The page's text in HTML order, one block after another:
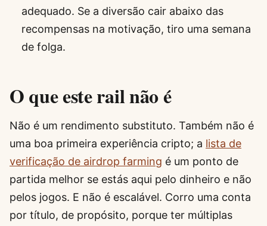
adequado. Se a diversão cair abaixo das
recompensas na motivação, tiro uma semana
de folga.
O que este rail não é
Não é um rendimento substituto. Também não é
uma boa primeira experiência cripto; a lista de
verificação de airdrop farming é um ponto de
partida melhor se estás aqui pelo dinheiro e não
pelos jogos. E não é escalável. Corro uma conta
por título, de propósito, porque ter múltiplas